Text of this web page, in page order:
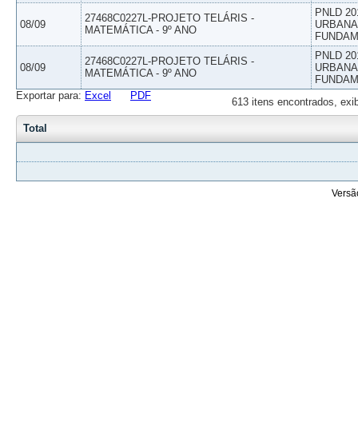
08/09
27468C0227L-PROJETO TELÁRIS -
MATEMÁTICA - 9º ANO
PNLD
08/09
27468C0227L-PROJETO TELÁRIS -
MATEMÁTICA - 9º ANO
PNLD
613 itens encontrados,
Exportar para: Excel PDF
Total